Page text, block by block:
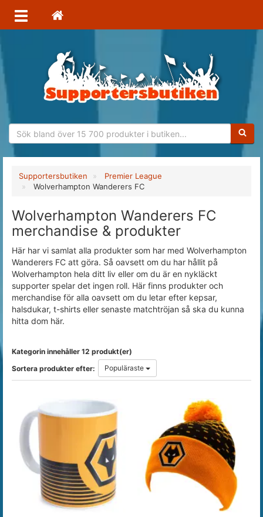
Supportersbutiken
Premier League
Wolverhampton Wanderers FC
Wolverhampton Wanderers FC
merchandise & produkter
Här har vi samlat alla produkter som har med Wolverhampton
Wanderers FC att göra. Så oavsett om du har hållit på
Wolverhampton hela ditt liv eller om du är en nykläckt
supporter spelar det ingen roll. Här finns produkter och
merchandise för alla oavsett om du letar efter kepsar,
halsdukar, t-shirts eller senaste matchtröjan så ska du kunna
hitta dom här.
Kategorin innehåller 12 produkt(er)
Sortera produkter efter:
Populäraste